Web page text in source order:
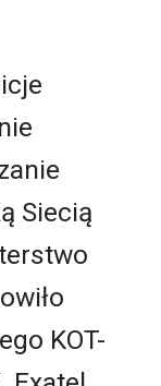
Siecią
KOT-